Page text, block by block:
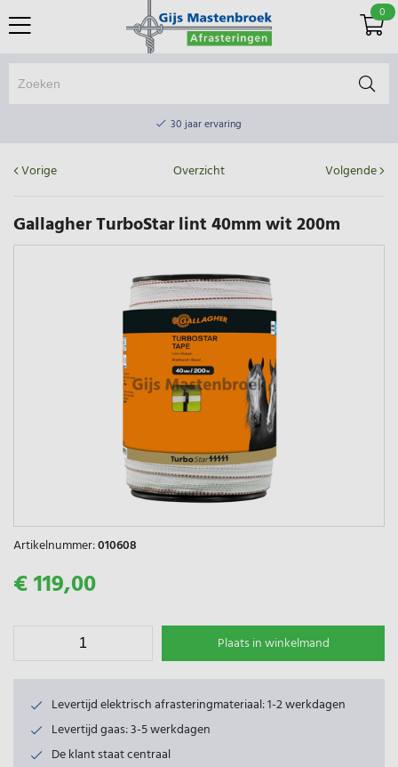
0
30 jaar ervaring
30 jaar ervaring
Elektrisch afrasteringsmateriaal gratis verzending vanaf €75
Vorige Overzicht Volgende
Gallagher TurboStar lint 40mm wit 200m
Artikelnummer:010608
€ 119,00
Plaats in winkelmand
Levertijd elektrisch afrasteringmateriaal: 1-2 werkdagen
Levertijd gaas: 3-5 werkdagen
De klant staat centraal